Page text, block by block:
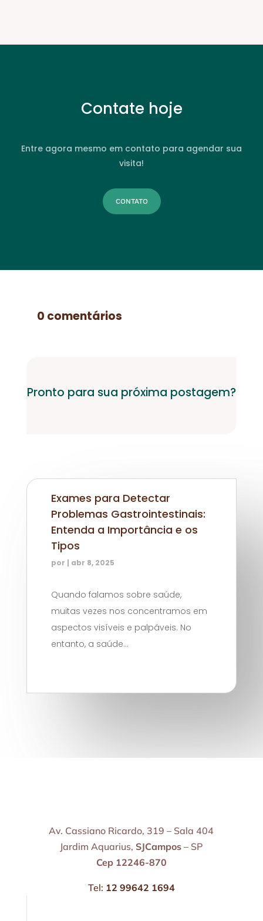
Contate hoje
Entre agora mesmo em contato para agendar sua
visita!
CONTATO
0 comentários
Pronto para sua próxima postagem?
Exames para Detectar
Problemas Gastrointestinais:
Entenda a Importância e os
Tipos
por | abr 8, 2025
Quando falamos sobre saúde,
muitas vezes nos concentramos em
aspectos visíveis e palpáveis. No
entanto, a saúde...
Av. Cassiano Ricardo, 319 – Sala 404
Jardim Aquarius, SJCampos – SP
Cep 12246-870
Tel: 12 99642 1694